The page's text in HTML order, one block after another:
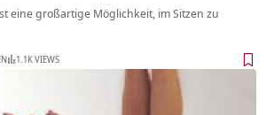
eine großartige Möglichkeit, im Sitzen zu
1.1K VIEWS